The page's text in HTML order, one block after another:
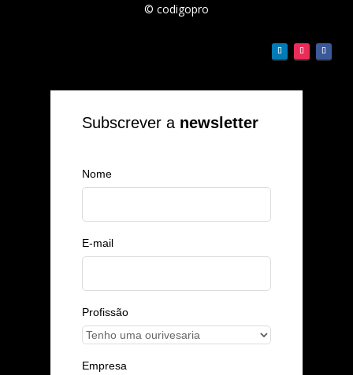
© codigopro
Subscrever a newsletter
Nome
E-mail
Profissão
Empresa